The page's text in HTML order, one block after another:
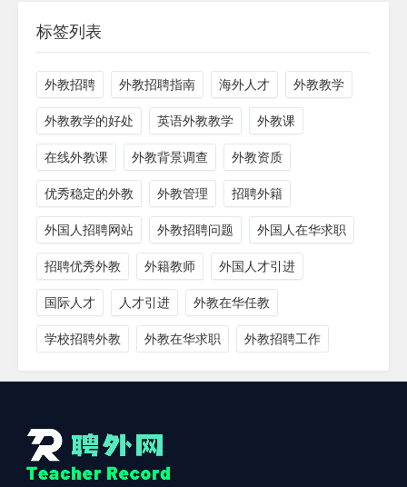
标签列表
外教招聘 外教招聘指南 海外人才 外教教学
外教教学的好处 英语外教教学 外教课
在线外教课 外教背景调查 外教资质
优秀稳定的外教 外教管理 招聘外籍
外国人招聘网站 外教招聘问题 外国人在华求职
招聘优秀外教 外籍教师 外国人才引进
国际人才 人才引进 外教在华任教
学校招聘外教 外教在华求职 外教招聘工作